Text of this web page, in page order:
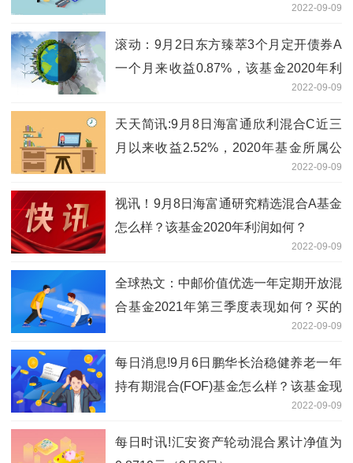
2022-09-09
滚动：9月2日东方臻萃3个月定开债券A
一个月来收益0.87%，该基金2020年利
2022-09-09
天天简讯:9月8日海富通欣利混合C近三
月以来收益2.52%，2020年基金所属公
2022-09-09
视讯！9月8日海富通研究精选混合A基金
怎么样？该基金2020年利润如何？
2022-09-09
全球热文：中邮价值优选一年定期开放混
合基金2021年第三季度表现如何？买的
2022-09-09
每日消息!9月6日鹏华长治稳健养老一年
持有期混合(FOF)基金怎么样？该基金现
2022-09-09
每日时讯!汇安资产轮动混合累计净值为